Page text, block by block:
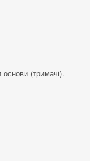
(тримачі).